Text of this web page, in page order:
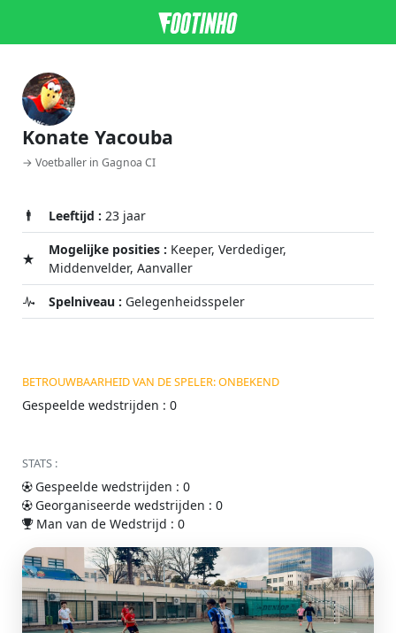
Konate Yacouba
→ Voetballer in Gagnoa CI
Leeftijd : 23 jaar
Mogelijke posities : Keeper, Verdediger,
Middenvelder, Aanvaller
Spelniveau : Gelegenheidsspeler
BETROUWBAARHEID VAN DE SPELER: ONBEKEND
Gespeelde wedstrijden : 0
STATS :
Gespeelde wedstrijden : 0
Georganiseerde wedstrijden : 0
Man van de Wedstrijd : 0